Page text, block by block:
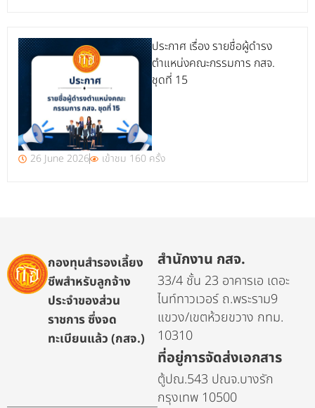
ประกาศ เรื่อง รายชื่อผู้ดำรง
ตำแหน่งคณะกรรมการ กสจ.
ชุดที่ 15
26 June 2026 เข้าชม 160 ครั้ง
กองทุนสำรองเลี้ยง
ชีพสำหรับลูกจ้าง
ประจำของส่วน
ราชการ ซึ่งจด
ทะเบียนแล้ว (กสจ.)
สำนักงาน กสจ.
33/4 ชั้น 23 อาคารเอ เดอะ
ไนท์ทาวเวอร์ ถ.พระราม9
แขวง/เขตห้วยขวาง กทม.
10310
ที่อยู่การจัดส่งเอกสาร
ตู้ปณ.543 ปณจ.บางรัก
กรุงเทพ 10500